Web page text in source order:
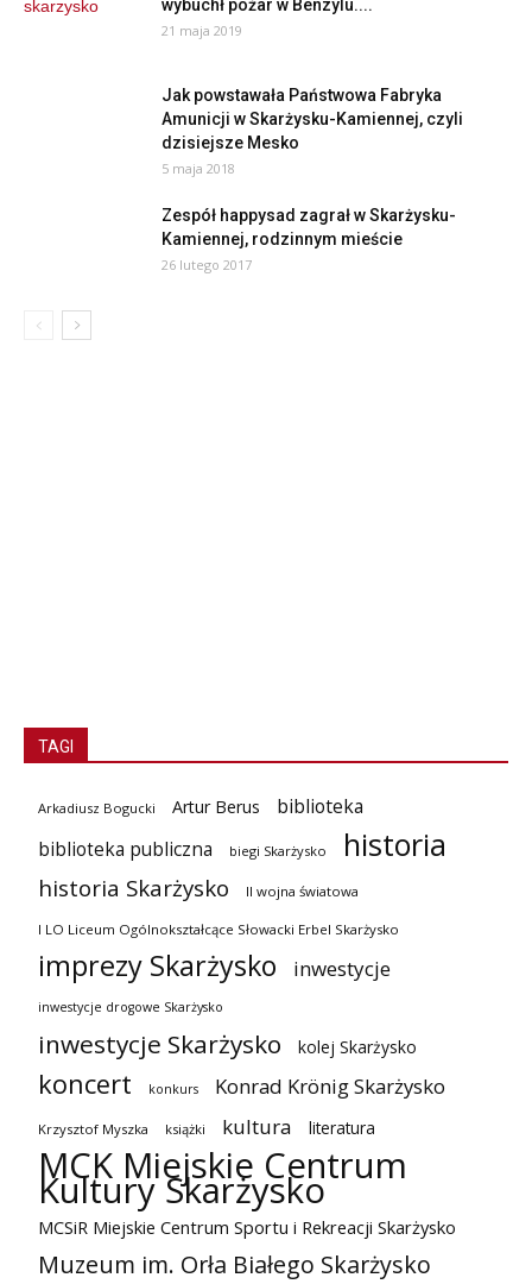
wybuchł pożar w Benzylu....
21 maja 2019
Jak powstawała Państwowa Fabryka
Amunicji w Skarżysku-Kamiennej, czyli
dzisiejsze Mesko
5 maja 2018
Zespół happysad zagrał w Skarżysku-
Kamiennej, rodzinnym mieście
26 lutego 2017
TAGI
Arkadiusz Bogucki Artur Berus
biblioteka
biblioteka publiczna
biegi Skarżysko historia
historia Skarżysko II wojna światowa
I LO Liceum Ogólnokształcące Słowacki Erbel Skarżysko
imprezy Skarżysko inwestycje
inwestycje drogowe Skarżysko
inwestycje Skarżysko kolej Skarżysko
koncert konkurs Konrad Krönig Skarżysko
Krzysztof Myszka książki kultura literatura
MCK Miejskie Centrum
Kultury Skarżysko
MCSiR Miejskie Centrum Sportu i Rekreacji Skarżysko
Muzeum im. Orła Białego Skarżysko